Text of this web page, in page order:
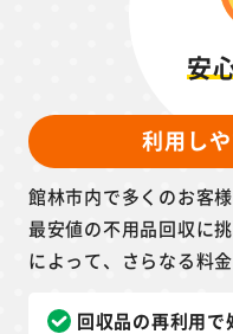
安
利用し
館林市内で多くのお客
最安値の不用品回収に
によって、さらなる料
回収品の再利用で